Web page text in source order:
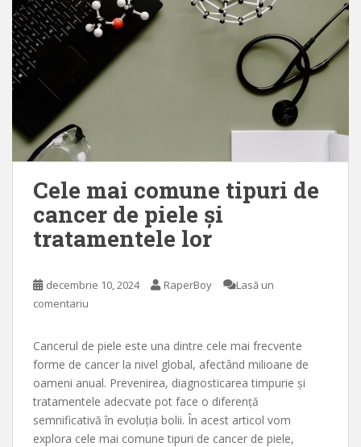
Cele mai comune tipuri de
cancer de piele și
tratamentele lor
decembrie 10, 2024 RaperBoy
Lasă un
comentariu
Cancerul de piele este una dintre cele mai frecvente
forme de cancer la nivel global, afectând milioane de
oameni anual. Prevenirea, diagnosticarea timpurie și
tratamentele adecvate pot face o diferență
semnificativă în evoluția bolii. În acest articol vom
explora cele mai comune tipuri de cancer de piele,